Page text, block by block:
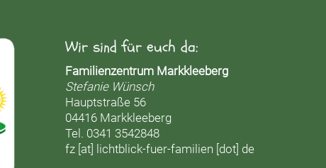
Wir sind für euch da:
Familienzentrum Markkleeberg
Stefanie Wünsch
Hauptstraße 56
04416 Markkleeberg
Tel. 0341 3542848
fz [at] lichtblick-fuer-familien [dot] de